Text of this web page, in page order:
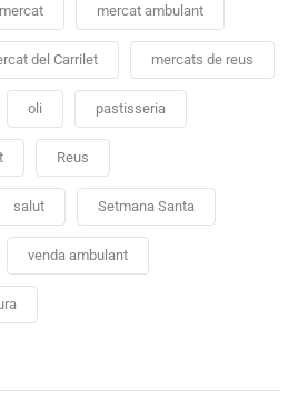
mercat mercat ambulant
del Carrilet mercats de reus
oli pastisseria
Reus
salut Setmana Santa
venda ambulant